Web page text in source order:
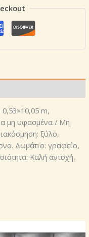
0,53×10,05 m,
μη υφασμένα / Μη
ξύλο,
Δωμάτιο: γραφείο,
Καλή αντοχή,